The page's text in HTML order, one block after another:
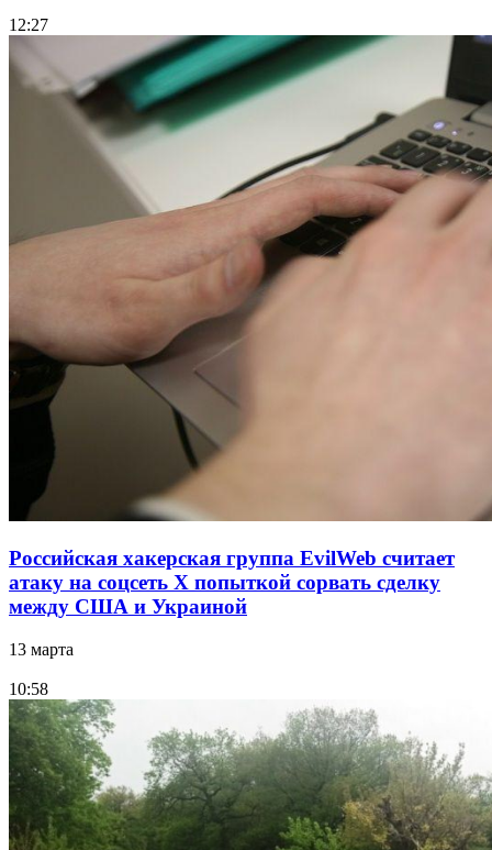
12:27
Российская хакерская группа EvilWeb считает
атаку на соцсеть Х попыткой сорвать сделку
между США и Украиной
13 марта
10:58